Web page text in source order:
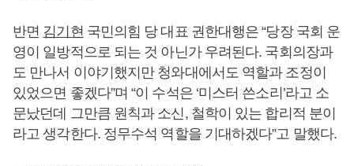
반면 김기현 국민의힘 당 대표 권한대행은 “당장 국회 운
영이 일방적으로 되는 것 아닌가 우려된다. 국회의장과
도 만나서 이야기했지만 청와대에서도 역할과 조정이
있었으면 좋겠다”며 “이 수석은 ‘미스터 쓴소리’라고 소
문났던데 그만큼 원칙과 소신, 철학이 있는 합리적 분이
라고 생각한다. 정무수석 역할을 기대하겠다”고 말했다.